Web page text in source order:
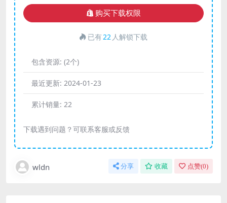
购买下载权限
已有22 人解锁下载
包含资源: (2个)
最近更新: 2024-01-23
累计销量: 22
下载遇到问题？可联系客服或反馈
wldn 分享 收藏 点赞(0)